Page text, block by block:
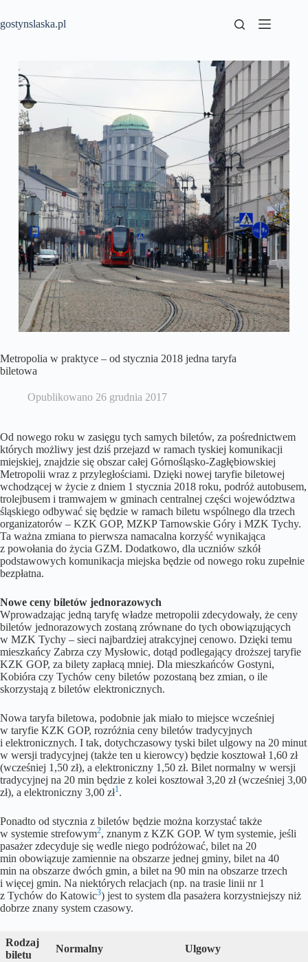
treści
gostynslaska.pl
Metropolia w praktyce – od stycznia 2018 jedna taryfa
biletowa
Opublikowano 26 grudnia 2017
Od nowego roku w zasięgu tych samych biletów, za pośrednictwem
których możliwy jest dziś przejazd w ramach tyskiej komunikacji
miejskiej, znajdzie się obszar całej Górnośląsko-Zagłębiowskiej
Metropolii wraz z przyległościami. Dzięki nowej taryfie biletowej
wchodzącej w życie z dniem 1 stycznia 2018 roku, podróż autobusem,
trolejbusem i tramwajem w gminach centralnej części województwa
śląskiego odbywać się będzie w ramach biletu wspólnego dla trzech
organizatorów – KZK GOP, MZKP Tarnowskie Góry i MZK Tychy.
Ta ważna zmiana to pierwsza namacalna korzyść wynikająca
z powołania do życia GZM. Dodatkowo, dla uczniów szkół
podstawowych komunikacja miejska będzie od nowego roku zupełnie
bezpłatna.
Nowe ceny biletów jednorazowych
Wprowadzając jedną taryfę władze metropolii zdecydowały, że ceny
biletów jednorazowych zostaną zrównane do tych obowiązujących
w MZK Tychy – sieci najbardziej atrakcyjnej cenowo. Dzięki temu
mieszkańcy Zabrza czy Mysłowic, dotąd podlegający droższej taryfie
KZK GOP, za bilety zapłacą mniej. Dla mieszkańców Gostyni,
Kobióra czy Tychów ceny biletów pozostaną bez zmian, o ile
skorzystają z biletów elektronicznych.
Nowa taryfa biletowa, podobnie jak miało to miejsce wcześniej
w taryfie KZK GOP, rozróżnia ceny biletów tradycyjnych
i elektronicznych. I tak, dotychczasowy tyski bilet ulgowy na 20 minut
w wersji tradycyjnej (także ten u kierowcy) będzie kosztował 1,60 zł
(wcześniej 1,50 zł), a elektroniczny 1,50 zł. Bilet normalny w wersji
tradycyjnej na 20 min będzie z kolei kosztował 3,20 zł (wcześniej 3,00
zł), a elektroniczny 3,00 zł1.
Ponadto od stycznia z biletów będzie można korzystać także
w systemie strefowym2, znanym z KZK GOP. W tym systemie, jeśli
pasażer zdecyduje się wedle niego podróżować, bilet na 20
min obowiązuje zamiennie na obszarze jednej gminy, bilet na 40
min na obszarze dwóch gmin, a bilet na 90 min na obszarze trzech
i więcej gmin. Na niektórych relacjach (np. na trasie linii nr 1
z Tychów do Katowic3) jest to system dla pasażera korzystniejszy niż
dobrze znany system czasowy.
Rodzaj
biletu
Normalny Ulgowy